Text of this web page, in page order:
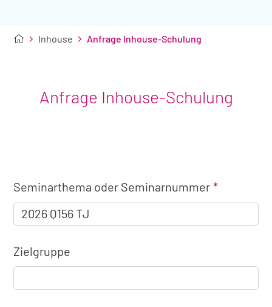
Inhouse Anfrage Inhouse-Schulung
Anfrage Inhouse-Schulung
Angaben
zum
Seminar
Seminarthema oder Seminarnummer
Zielgruppe